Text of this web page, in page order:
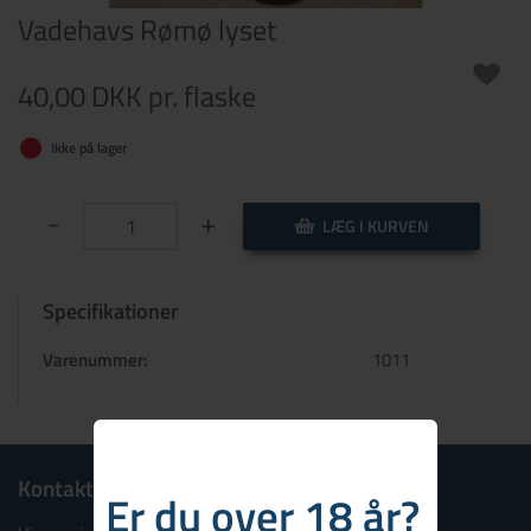
Er du over 18 år?
Vadehavs Rømø lyset
40,00 DKK pr. flaske
Ikke på lager
- + LÆG I KURVEN
Specifikationer
Varenummer: 1011
Kontakt